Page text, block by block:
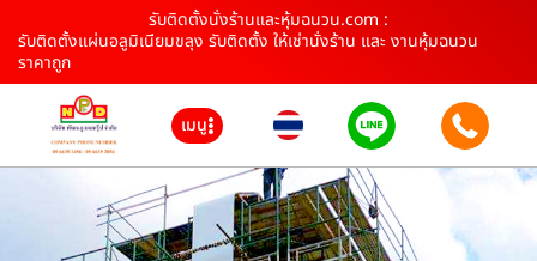
รับติดตั้งนั่งร้านและหุ้มฉนวน.com :
รับติดตั้งแผ่นอลูมิเนียมขลุง รับติดตั้ง ให้เช่านั่งร้าน และ งานหุ้มฉนวน
ราคาถูก
เมนู